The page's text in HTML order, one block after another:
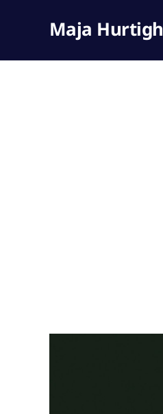
Maja Hurtigh